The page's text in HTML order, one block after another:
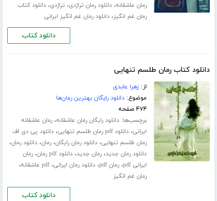
رمان عاشقانه،دانلود رمان تراژدی، تراژدی،دانلود کتاب
رمان غم انگیز،دانلود رمان غم انگیز ایرانی
دانلود کتاب
دانلود کتاب رمان طلسم تنهایی
از:زهرا عابدی
موضوع:دانلود رایگان بهترین رمان‌ها
۴۷۴ صفحه
برچسب‌ها:دانلود رایگان رمان عاشقانه،رمان عاشقانه
ایرانی،دانلود pdf رمان طلسم تنهایی ،دانلود پی دی اف
رمان طلسم تنهایی،دانلود رمان رایگان،رمان،دانلود رمان،
دانلود رمان جدید،رمان جدید،دانلود pdf رمان ،رمان
ایرانی pdf
،رمان pdf ،دانلود رمان ایرانی،pdf عاشقانه ،
رمان غم انگیز
دانلود کتاب